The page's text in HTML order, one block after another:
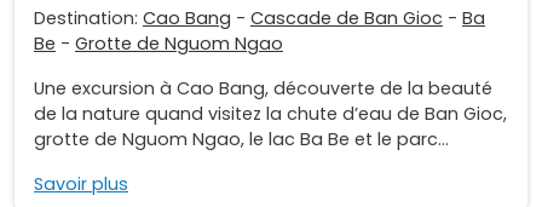
Destination: Cao Bang - Cascade de Ban Gioc - Ba
Be - Grotte de Nguom Ngao
Une excursion à Cao Bang, découverte de la beauté
de la nature quand visitez la chute d’eau de Ban Gioc,
grotte de Nguom Ngao, le lac Ba Be et le parc...
Savoir plus